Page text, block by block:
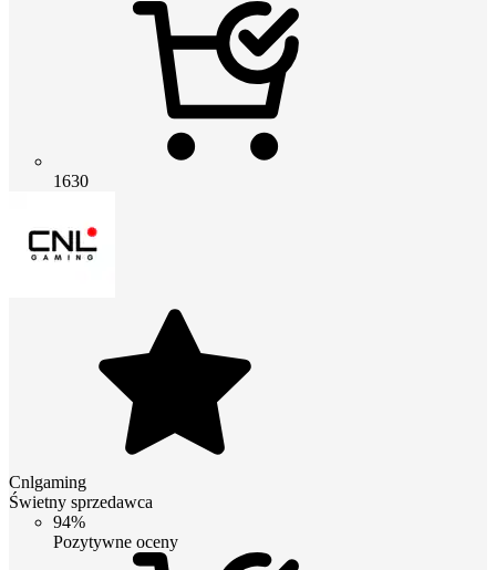
1630
Cnlgaming
Świetny sprzedawca
94%
Pozytywne oceny